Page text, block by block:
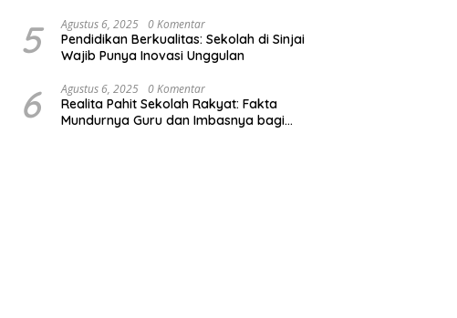
5 Agustus 6, 2025 0 Komentar
Pendidikan Berkualitas: Sekolah di Sinjai
Wajib Punya Inovasi Unggulan
6 Agustus 6, 2025 0 Komentar
Realita Pahit Sekolah Rakyat: Fakta
Mundurnya Guru dan Imbasnya bagi